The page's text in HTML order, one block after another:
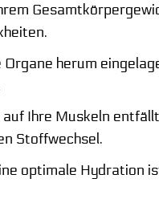
herum
Ihre Muskeln
Stoffwechsel.
optimale Hydration